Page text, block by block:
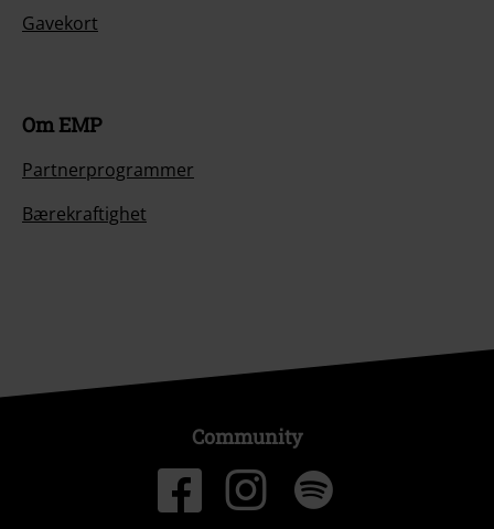
Gavekort
Om EMP
Partnerprogrammer
Bærekraftighet
Community